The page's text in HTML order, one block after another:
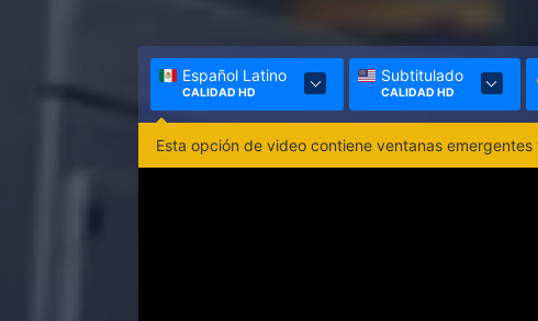
Español Latino
CALIDAD HD
Subtitulado
CALIDAD HD
Esta opción de video contiene ventanas